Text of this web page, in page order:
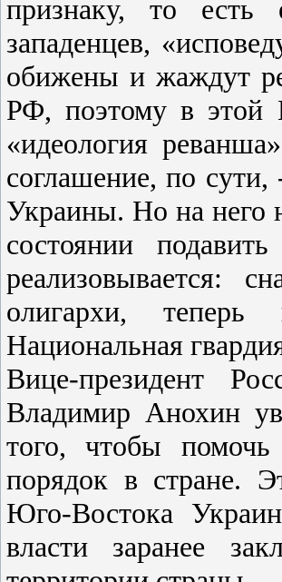
признаку, то есть
западенцев,
обижены и жаждут
РФ, поэтому в этой
«идеология
соглашение, по
Украины. Но на него
состоянии
реализовывается:
олигархи, теперь
Национальная
Вице-президент
Владимир Анохин
того, чтобы
порядок в стране.
Юго-Востока
власти заранее